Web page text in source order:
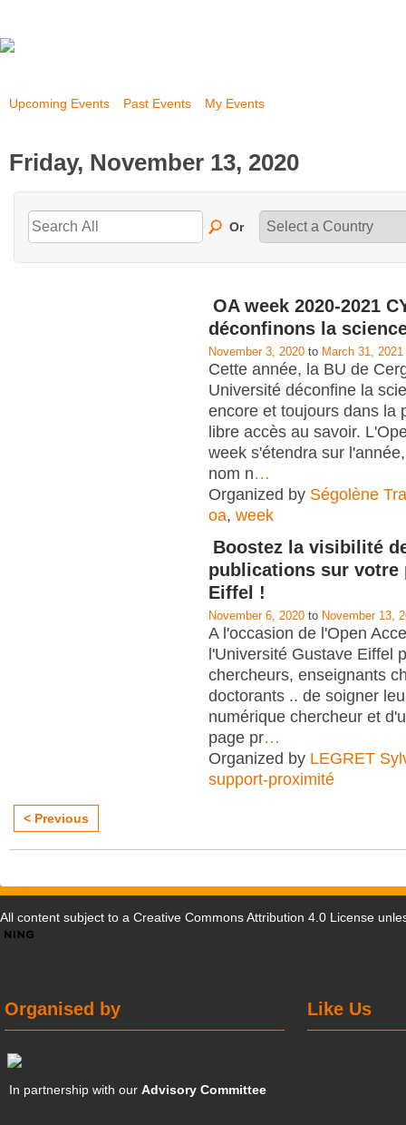
Upcoming Events Past Events My Events
Friday, November 13, 2020
Or
OA week 2020-2021
déconfinons la
November 3, 2020 to March 31, 2021
Cette année, la BU de
Université déconfine la
encore et toujours dans la
libre accès au savoir.
week s'étendra sur
nom n…
Organized by Ségolène
oa, week
Boostez la visibilité
publications sur votre
Eiffel !
November 6, 2020 to November 13,
A l'occasion de l'Open
l'Université Gustave Eiffel
chercheurs, enseignants
doctorants .. de soigner
numérique chercheur et
page pr…
Organized by LEGRET
support-proximité
< Previous
All content subject to a Creative Commons Attribution 4.0 License
Like Us
Organised by
In partnership with ourAdvisory Committee